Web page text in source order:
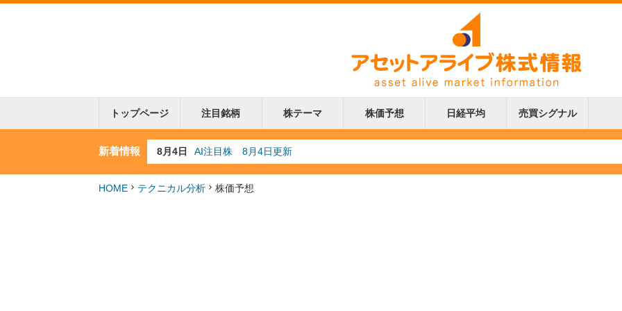
トップページ 注目銘柄 株テーマ 株価予想 日経平均 売買シグナル
新着情報 8月3日
人気業種注目株 8月3日更新
8月2日
金融注目株 8月2日更新
7月10日
半導体注目株 7月10日更新
HOME テクニカル分析 株価予想